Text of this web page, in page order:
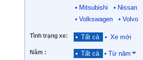
Mitsubishi
Nissan
Volkswagen
Volvo
Tình trạng xe: Tất cả Xe mới
Năm : Tất cả Từ năm